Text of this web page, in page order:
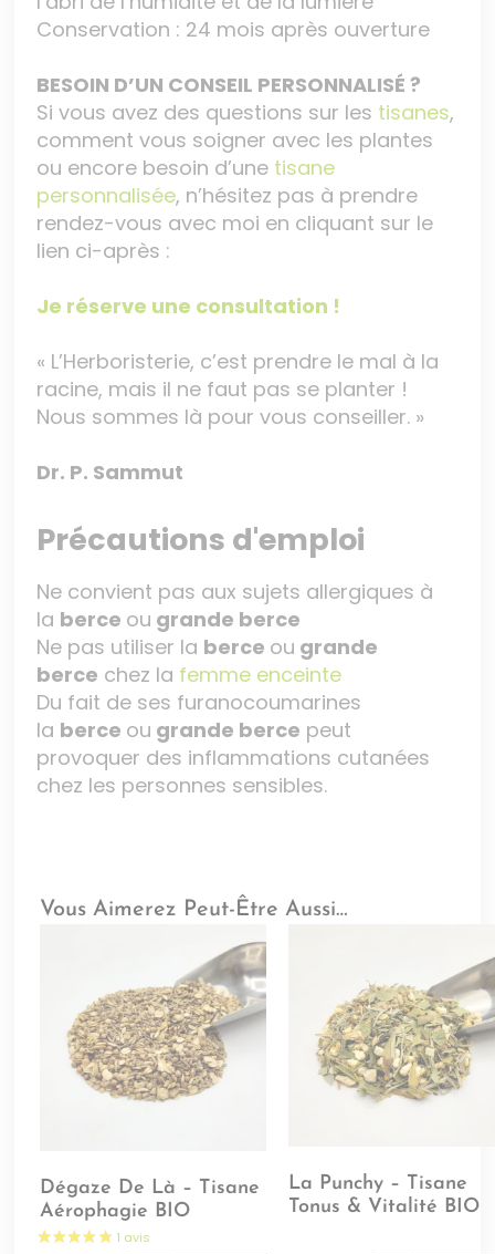
Conservation : 24 mois après ouverture
BESOIN D’UN CONSEIL PERSONNALISÉ ?
Si vous avez des questions sur les tisanes,
comment vous soigner avec les plantes
ou encore besoin d’une tisane
personnalisée, n’hésitez pas à prendre
rendez-vous avec moi en cliquant sur le
lien ci-après :
Je réserve une consultation !
« L’Herboristerie, c’est prendre le mal à la
racine, mais il ne faut pas se planter !
Nous sommes là pour vous conseiller. »
Dr. P. Sammut
Précautions d'emploi
Ne convient pas aux sujets allergiques à
la berce ou grande berce
Ne pas utiliser la berce ou grande
berce chez la femme enceinte
Du fait de ses furanocoumarines
la berce ou grande berce peut
provoquer des inflammations cutanées
chez les personnes sensibles.
Vous Aimerez Peut-Être Aussi…
Dégaze De Là – Tisane
Aérophagie BIO
La Punchy – Tisane
Tonus & Vitalité BIO